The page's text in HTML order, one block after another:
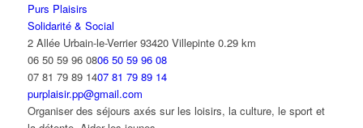
Purs Plaisirs
Solidarité & Social
2 Allée Urbain-le-Verrier 93420 Villepinte 0.29 km
06 50 59 96 0806 50 59 96 08
07 81 79 89 1407 81 79 89 14
purplaisir.pp@gmail.com
Organiser des séjours axés sur les loisirs, la culture, le sport et